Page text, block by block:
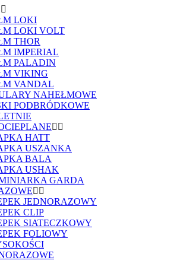
LOKI
LOKI VOLT
THOR
IMPERIAL
PALADIN
VIKING
VANDAL
NAHEŁMOWE
PODBRÓDKOWE
HATT
USZANKA
BALA
USHAK
GARDA
JEDNORAZOWY
CLIP
SIATECZKOWY
FOLIOWY